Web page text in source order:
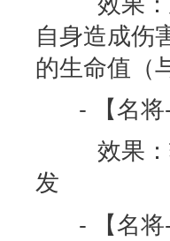
自身造成伤
的生命值（
- 【名将
效果：
发
- 【名将